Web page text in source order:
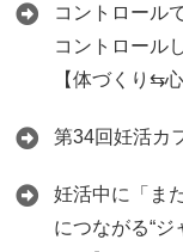
コントロール
コントロール
【体づくり⇆
第34回妊活カ
妊活中に「ま
につながる“